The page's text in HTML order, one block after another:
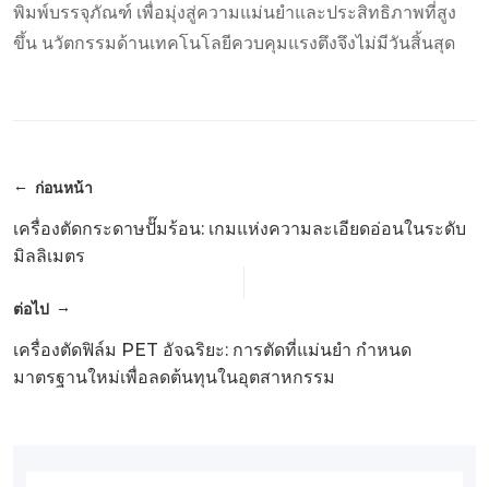
พิมพ์บรรจุภัณฑ์ เพื่อมุ่งสู่ความแม่นยำและประสิทธิภาพที่สูง
ขึ้น นวัตกรรมด้านเทคโนโลยีควบคุมแรงตึงจึงไม่มีวันสิ้นสุด
ก่อนหน้า
เครื่องตัดกระดาษปั๊มร้อน: เกมแห่งความละเอียดอ่อนในระดับ
มิลลิเมตร
ต่อไป
เครื่องตัดฟิล์ม PET อัจฉริยะ: การตัดที่แม่นยำ กำหนด
มาตรฐานใหม่เพื่อลดต้นทุนในอุตสาหกรรม